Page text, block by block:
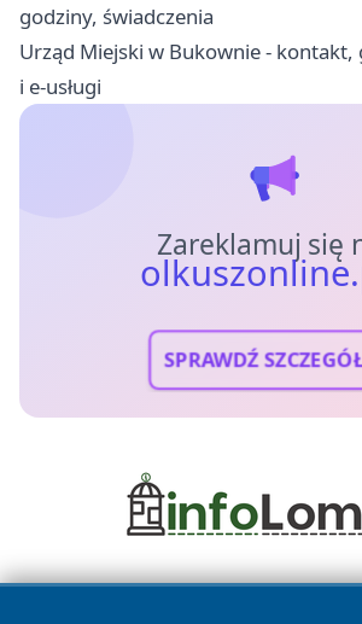
godziny, świadczenia
Urząd Miejski w Bukownie - kontakt,
i e-usługi
Zareklamuj się
SPRAWDŹ